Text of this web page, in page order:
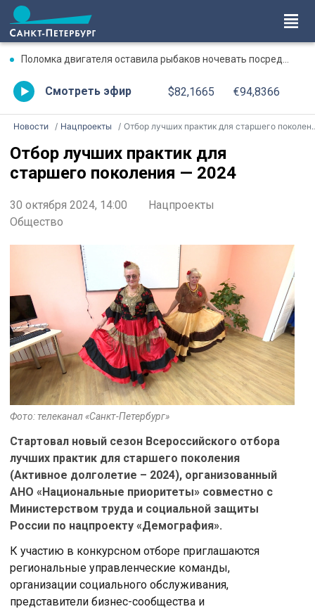
Поломка двигателя оставила рыбаков ночевать посреди Ладожского озера
Смотреть эфир $82,1665 €94,8366
Новости Нацпроекты Отбор лучших практик для старшего поколения — 2024
Отбор лучших практик для
старшего поколения — 2024
30 октября 2024, 14:00
Нацпроекты
Общество
Фото: телеканал «Санкт-Петербург»
Стартовал новый сезон Всероссийского отбора
лучших практик для старшего поколения
(Активное долголетие – 2024), организованный
АНО «Национальные приоритеты» совместно с
Министерством труда и социальной защиты
России по нацпроекту «Демография».
К участию в конкурсном отборе приглашаются
региональные управленческие команды,
организации социального обслуживания,
представители бизнес-сообщества и